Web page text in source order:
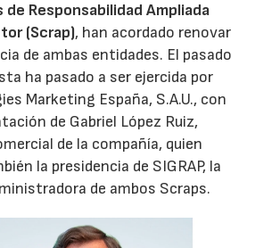
Responsabilidad Ampliada
(Scrap), han acordado renovar
de ambas entidades. El pasado
ha pasado a ser ejercida por
Marketing España, S.A.U., con
de Gabriel López Ruiz,
de la compañía, quien
la presidencia de SIGRAP, la
de ambos Scraps.